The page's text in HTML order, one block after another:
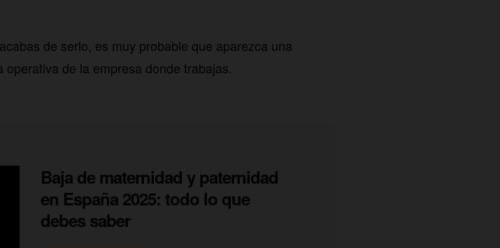
de serlo, es muy probable que aparezca una
de la empresa donde trabajas.
Baja de maternidad y paternidad
en España 2025: todo lo que
debes saber